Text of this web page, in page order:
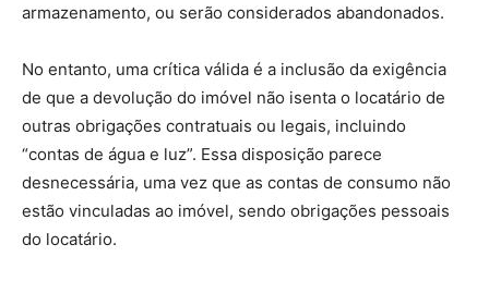
armazenamento, ou serão considerados abandonados.
No entanto, uma crítica válida é a inclusão da exigência
de que a devolução do imóvel não isenta o locatário de
outras obrigações contratuais ou legais, incluindo
“contas de água e luz”. Essa disposição parece
desnecessária, uma vez que as contas de consumo não
estão vinculadas ao imóvel, sendo obrigações pessoais
do locatário.